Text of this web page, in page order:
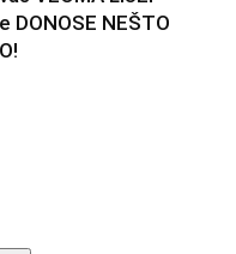
DONOSE NEŠTO